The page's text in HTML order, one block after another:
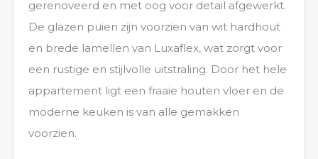
gerenoveerd en met oog voor detail afgewerkt.
De glazen puien zijn voorzien van wit hardhout
en brede lamellen van Luxaflex, wat zorgt voor
een rustige en stijlvolle uitstraling. Door het hele
appartement ligt een fraaie houten vloer en de
moderne keuken is van alle gemakken
voorzien.